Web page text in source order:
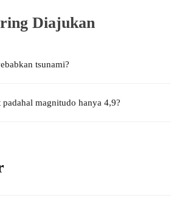
Diajukan
tsunami?
padahal magnitudo hanya 4,9?